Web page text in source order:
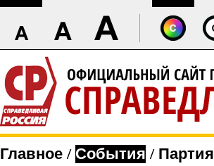
Главное / События / Партия